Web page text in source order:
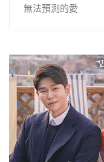
無法預測的愛